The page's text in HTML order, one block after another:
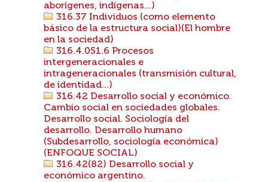
aborígenes, indígenas...)
316.37 Individuos (como elemento
básico de la estructura social)(El hombre
en la sociedad)
316.4.051.6 Procesos
intergeneracionales e
intrageneracionales (transmisión cultural,
de identidad...)
316.42 Desarrollo social y económico.
Cambio social en sociedades globales.
Desarrollo social. Sociología del
desarrollo. Desarrollo humano
(Subdesarrollo, sociología económica)
(ENFOQUE SOCIAL)
316.42(82) Desarrollo social y
económico argentino.